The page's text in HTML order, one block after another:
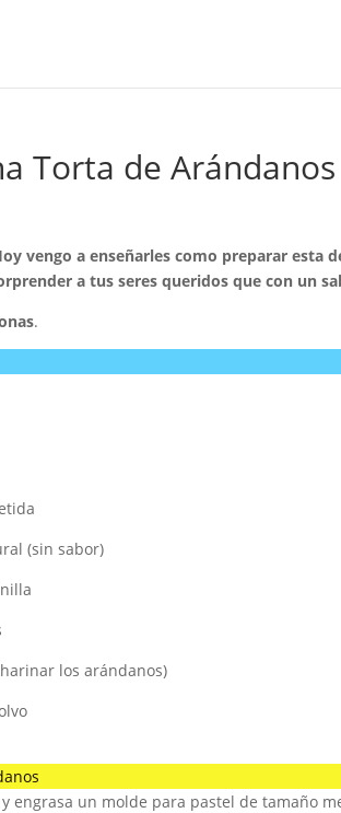
Torta de Arándanos
vengo a enseñarles como preparar esta
a tus seres queridos que con un
.
(sin sabor)
los arándanos)
engrasa un molde para pastel de tamaño